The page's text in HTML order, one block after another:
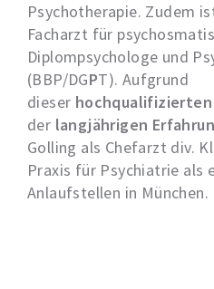
Psychotherapie. Zudem
Facharzt für
Diplompsychologe und
(BBP/DGPT). Aufgrund
dieser hochqualifizierten
der langjährigen
Golling als Chefarzt div.
Praxis für Psychiatrie als
Anlaufstellen in München.